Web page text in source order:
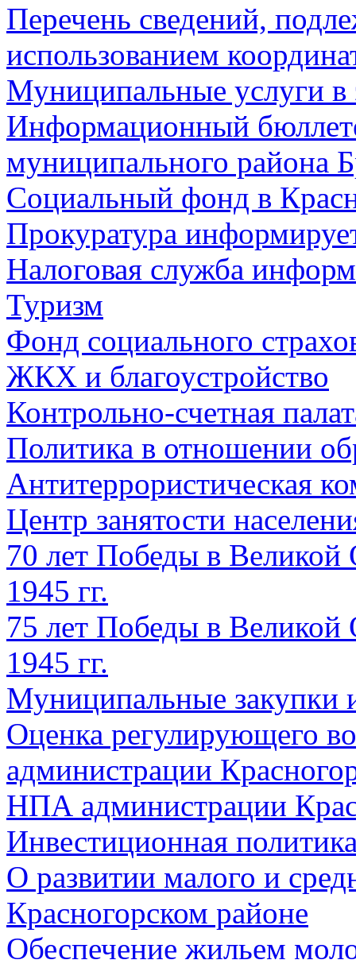
Перечень сведений,
использованием
Муниципальные услуги в
Информационный
муниципального района
Социальный фонд в
Прокуратура
Налоговая служба
Туризм
Фонд социального
ЖКХ и благоустройство
Контрольно-счетная
Политика в отношении
Антитеррористическая
Центр занятости
70 лет Победы в Великой
1945 гг.
75 лет Победы в Великой
1945 гг.
Муниципальные закупки
Оценка регулирующего
администрации
НПА администрации
Инвестиционная
О развитии малого и
Красногорском районе
Обеспечение жильем